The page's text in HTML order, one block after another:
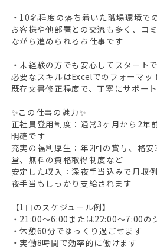
・10名程度の落ち着いた職場環境で
お客様や他部署との交流も多く、コ
ながら進められるお仕事です
・未経験の方でも安心してスタート
必要なスキルはExcelでのフォーマ
既存文書修正程度で、丁寧にサポー
✨この仕事の魅力✨
正社員登用制度：通常3ヶ月から2年
明確です
充実の福利厚生：年2回の賞与、格
堂、無料の資格取得制度など
安定した収入：深夜手当込みで月収
夜手当もしっかり支給されます
【1日のスケジュール例】
・21:00～6:00または22:00～7:00の
・休憩60分でゆっくり過ごせます
・実働8時間で効率的に働けます